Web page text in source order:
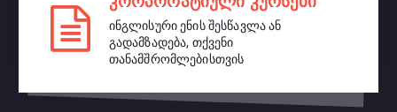
ინგლისური ენის შესწავლა ან
გადამზადება, თქვენი
თანამშრომლებისთვის